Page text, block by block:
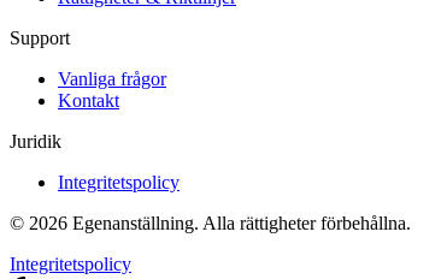
Support
Vanliga frågor
Kontakt
Juridik
Integritetspolicy
© 2026 Egenanställning. Alla rättigheter förbehållna.
Integritetspolicy